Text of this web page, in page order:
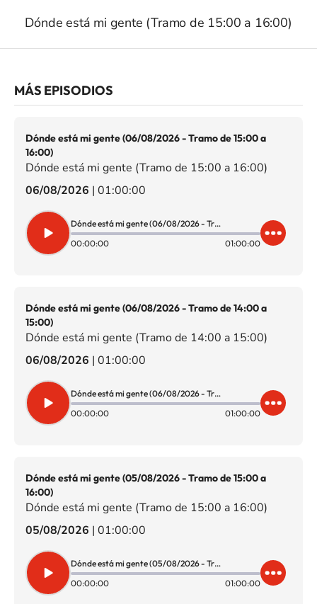
Dónde está mi gente (Tramo de 15:00 a 16:00)
MÁS EPISODIOS
Dónde está mi gente (06/08/2026 - Tramo de 15:00 a
16:00)
Dónde está mi gente (Tramo de 15:00 a 16:00)
06/08/2026 | 01:00:00
Dónde está mi gente (06/08/2026 - Tramo de 15:00 a 16:00)
00:00:00
01:00:00
Dónde está mi gente (06/08/2026 - Tramo de 14:00 a
15:00)
Dónde está mi gente (Tramo de 14:00 a 15:00)
06/08/2026 | 01:00:00
Dónde está mi gente (06/08/2026 - Tramo de 14:00 a 15:00)
00:00:00
01:00:00
Dónde está mi gente (05/08/2026 - Tramo de 15:00 a
16:00)
Dónde está mi gente (Tramo de 15:00 a 16:00)
05/08/2026 | 01:00:00
Dónde está mi gente (05/08/2026 - Tramo de 15:00 a 16:00)
00:00:00
01:00:00